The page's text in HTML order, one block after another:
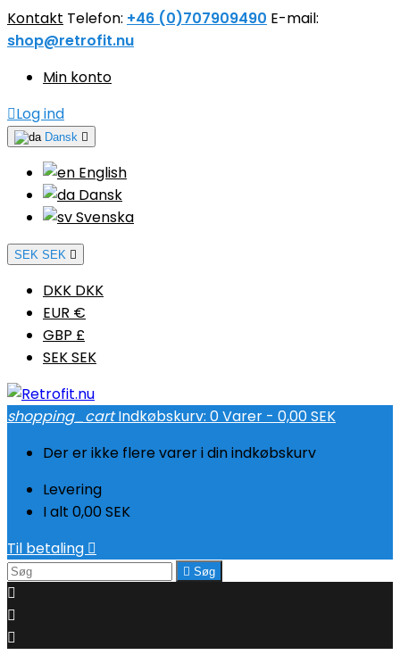
Kontakt Telefon: +46 (0)707909490 E-mail:
shop@retrofit.nu
Min konto
Log ind
Dansk 
English
Dansk
Svenska
SEK SEK 
DKK DKK
EUR €
GBP £
SEK SEK
shopping_cart Indkøbskurv: 0Varer - 0,00 SEK
Der er ikke flere varer i din indkøbskurv
Levering
I alt 0,00 SEK
Til betaling 
 Søg


